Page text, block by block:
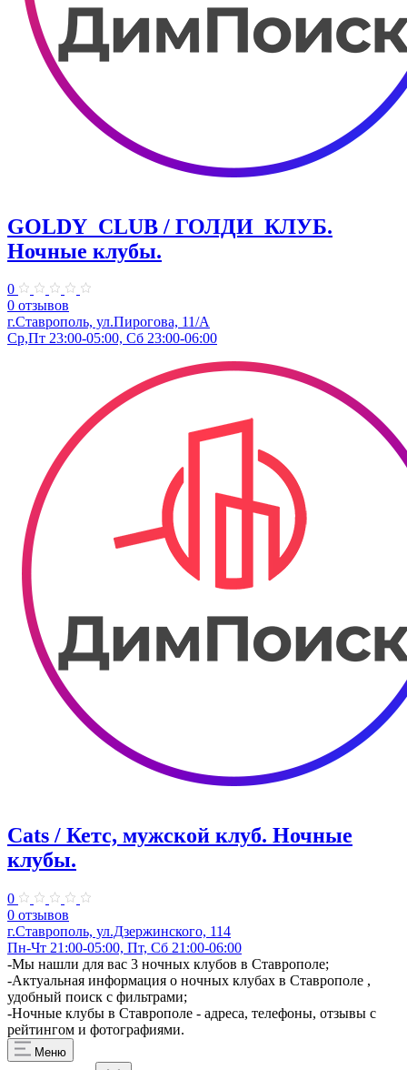
GOLDY_CLUB / ГОЛДИ_КЛУБ.
Ночные клубы.
0
0 отзывов
г.Ставрополь, ул.Пирогова, 11/А
Ср,Пт 23:00-05:00, Сб 23:00-06:00
Cats / Кетс, мужской клуб. Ночные
клубы.
0
0 отзывов
г.Ставрополь, ул.Дзержинского, 114
Пн-Чт 21:00-05:00, Пт, Сб 21:00-06:00
-Мы нашли для вас 3 ночных клубов в Ставрополе;
-Актуальная информация о ночных клубах в Ставрополе ,
удобный поиск с фильтрами;
-Ночные клубы в Ставрополе - адреса, телефоны, отзывы с
рейтингом и фотографиями.
Меню